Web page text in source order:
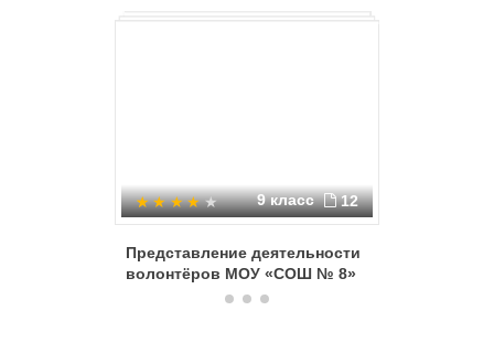
9 класс 12
Представление деятельности
волонтёров МОУ «СОШ № 8»